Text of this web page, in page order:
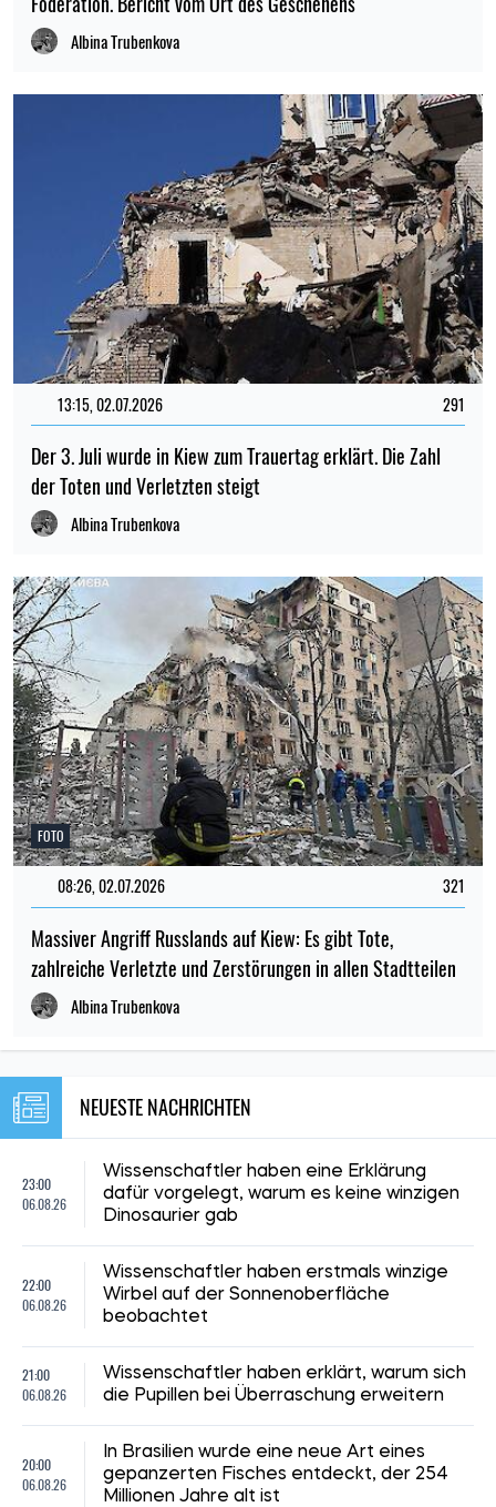
Albina Trubenkova
13:15, 02.07.2026 291
Der 3. Juli wurde in Kiew zum Trauertag erklärt. Die Zahl
der Toten und Verletzten steigt
Albina Trubenkova
FOTO
08:26, 02.07.2026 321
Massiver Angriff Russlands auf Kiew: Es gibt Tote,
zahlreiche Verletzte und Zerstörungen in allen Stadtteilen
Albina Trubenkova
NEUESTE NACHRICHTEN
23:00
06.08.26
Wissenschaftler haben eine Erklärung
dafür vorgelegt, warum es keine winzigen
Dinosaurier gab
22:00
06.08.26
Wissenschaftler haben erstmals winzige
Wirbel auf der Sonnenoberfläche
beobachtet
21:00
06.08.26
Wissenschaftler haben erklärt, warum sich
die Pupillen bei Überraschung erweitern
20:00
06.08.26
In Brasilien wurde eine neue Art eines
gepanzerten Fisches entdeckt, der 254
Millionen Jahre alt ist